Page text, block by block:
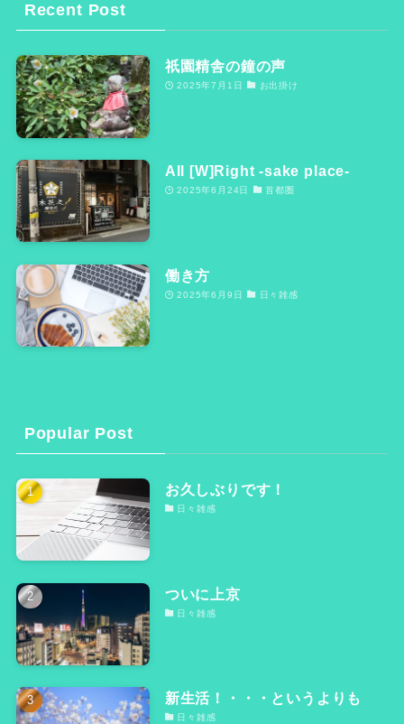
Recent Post
祇園精舎の鐘の声
2025年7月1日 お出掛け
All [W]Right -sake place-
2025年6月24日 首都圏
働き方
2025年6月9日 日々雑感
Popular Post
お久しぶりです！
日々雑感
ついに上京
日々雑感
新生活！・・・というよりも
日々雑感